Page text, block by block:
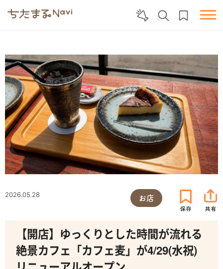
2026.05.28 お店
【開店】ゆっくりとした時間が流れる
絶景カフェ「カフェ麦」が4/29(水祝)